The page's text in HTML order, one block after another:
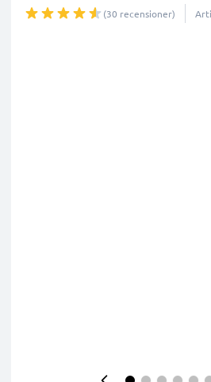
(30 recensioner)